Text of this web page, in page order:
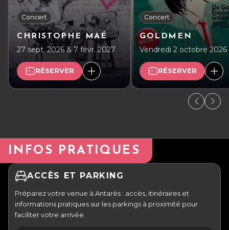
Concert
CHRISTOPHE MAÉ
27 sept. 2026 & 7 févr. 2027
RÉSERVER
Concert
GOLDMEN
Vendredi 2 octobre 2026
RÉSERVER
INFOS PRATIQUES
ACCÈS ET PARKING
Préparez votre venue à Antarès : accès, itinéraires et
informations pratiques sur les parkings à proximité pour
faciliter votre arrivée.